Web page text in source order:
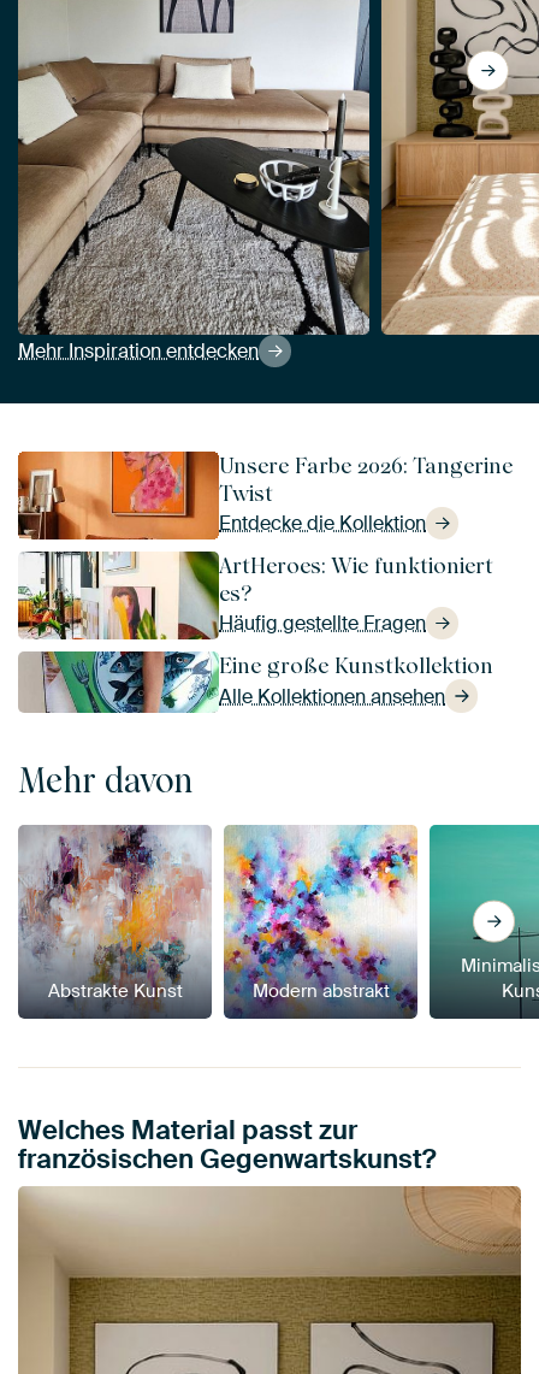
Mehr Inspiration entdecken
View Linen collection - human
Unsere Farbe 2026: Tangerine
Twist
Entdecke die Kollektion
ArtHeroes: Wie funktioniert
es?
Häufig gestellte Fragen
Eine große Kunstkollektion
Alle Kollektionen ansehen
Mehr davon
Abstrakte Kunst Modern abstrakt
Welches Material passt zur
französischen Gegenwartskunst?